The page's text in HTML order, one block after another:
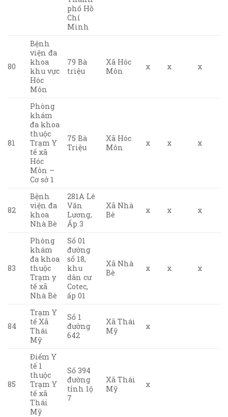
phố Hồ
Chí
Minh
80
Bệnh
viện đa
khoa
khu vực
Hóc
Môn
79 Bà
triệu
Xã Hóc
Môn
x x x
81
Phòng
khám
đa khoa
thuộc
Trạm Y
tế xã
Hóc
Môn –
Cơ sở 1
75 Bà
Triệu
Xã Hóc
Môn
x x x
82
Bệnh
viện đa
khoa
Nhà Bè
281A Lê
Văn
Lương,
Ấp 3
Xã Nhà
Bè
x x x
83
Phòng
khám
đa khoa
thuộc
Trạm y
tế xã
Nhà Bè
Số 01
đường
số 18,
khu
dân cư
Cotec,
ấp 01
Xã Nhà
Bè
x x x
84
Trạm Y
tế Xã
Thái
Mỹ
Số 1
đường
642
Xã Thái
Mỹ
x
85
Điểm Y
tế 1
thuộc
Trạm Y
tế xã
Thái
Mỹ
Số 394
đường
tỉnh lộ
7
Xã Thái
Mỹ
x